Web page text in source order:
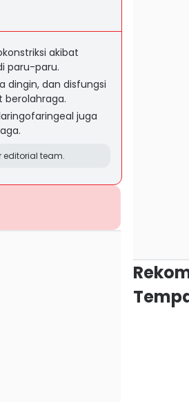
akibat
paru-paru.
dingin, dan disfungsi
berolahraga.
juga
editorial team.